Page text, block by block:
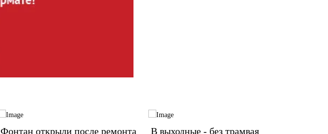
Фонтан открыли после ремонта В выходные - без трамвая